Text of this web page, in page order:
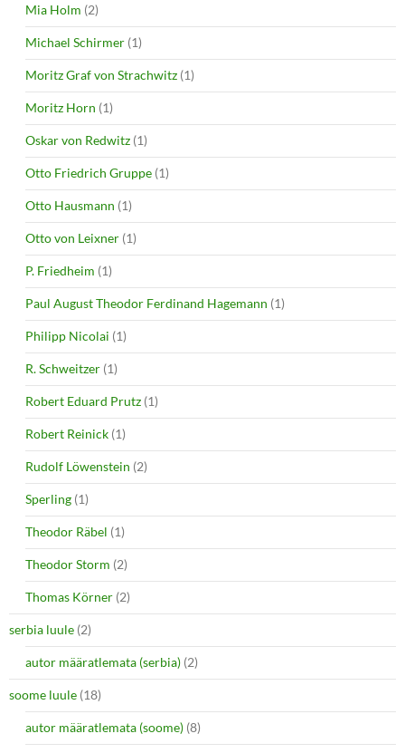
Mia Holm (2)
Michael Schirmer (1)
Moritz Graf von Strachwitz (1)
Moritz Horn (1)
Oskar von Redwitz (1)
Otto Friedrich Gruppe (1)
Otto Hausmann (1)
Otto von Leixner (1)
P. Friedheim (1)
Paul August Theodor Ferdinand Hagemann (1)
Philipp Nicolai (1)
R. Schweitzer (1)
Robert Eduard Prutz (1)
Robert Reinick (1)
Rudolf Löwenstein (2)
Sperling (1)
Theodor Räbel (1)
Theodor Storm (2)
Thomas Körner (2)
serbia luule (2)
autor määratlemata (serbia) (2)
soome luule (18)
autor määratlemata (soome) (8)